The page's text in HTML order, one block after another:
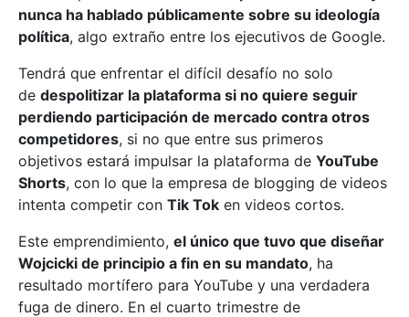
nunca ha hablado públicamente sobre su ideología
política, algo extraño entre los ejecutivos de Google.
Tendrá que enfrentar el difícil desafío no solo
de despolitizar la plataforma si no quiere seguir
perdiendo participación de mercado contra otros
competidores, si no que entre sus primeros
objetivos estará impulsar la plataforma de YouTube
Shorts, con lo que la empresa de blogging de videos
intenta competir con Tik Tok en videos cortos.
Este emprendimiento, el único que tuvo que diseñar
Wojcicki de principio a fin en su mandato, ha
resultado mortífero para YouTube y una verdadera
fuga de dinero. En el cuarto trimestre de